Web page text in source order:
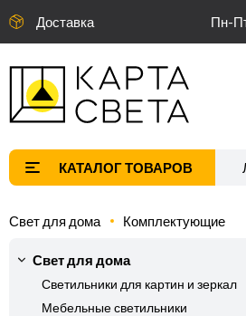
Доставка Пн-
Свет для дома Комплектующие
Свет для дома
Светильники для картин и зеркал
Мебельные светильники